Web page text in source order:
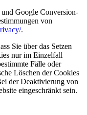
Google Conversion-
von
.
Sie über das Setzen
nur im Einzelfall
Fälle oder
Löschen der Cookies
der Deaktivierung von
eingeschränkt sein.